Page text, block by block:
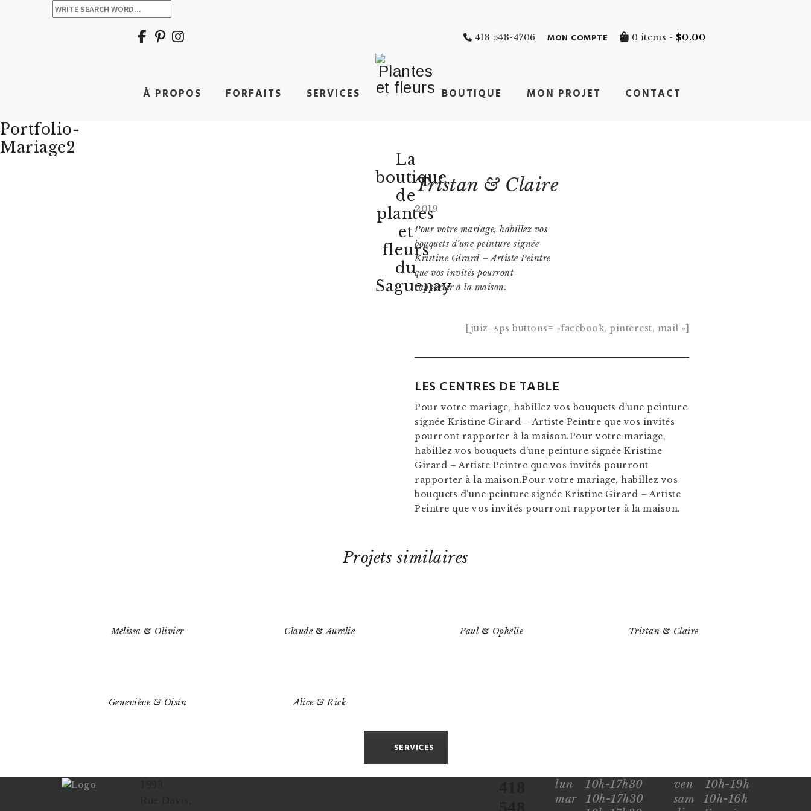
418 548-4706 MON COMPTE 0 items - $0.00
La
boutique
de
plantes
et
fleurs
du
Saguenay
À PROPOS FORFAITS SERVICES BOUTIQUE MON PROJET CONTACT
Portfolio-
Mariage2
Tristan & Claire
2019
Pour votre mariage, habillez vos
bouquets d’une peinture signée
Kristine Girard – Artiste Peintre
que vos invités pourront
rapporter à la maison.
[juiz_sps buttons= »facebook, pinterest, mail »]
LES CENTRES DE TABLE
Pour votre mariage, habillez vos bouquets d’une peinture
signée Kristine Girard – Artiste Peintre que vos invités
pourront rapporter à la maison.Pour votre mariage,
habillez vos bouquets d’une peinture signée Kristine
Girard – Artiste Peintre que vos invités pourront
rapporter à la maison.Pour votre mariage, habillez vos
bouquets d’une peinture signée Kristine Girard – Artiste
Peintre que vos invités pourront rapporter à la maison.
Projets similaires
Mélissa & Olivier Claude & Aurélie Paul & Ophélie Tristan & Claire
Geneviève & Oisín Alice & Rick
SERVICES
lun
10h-17h30
mar
10h-17h30
ven
10h-19h
sam
10h-16h